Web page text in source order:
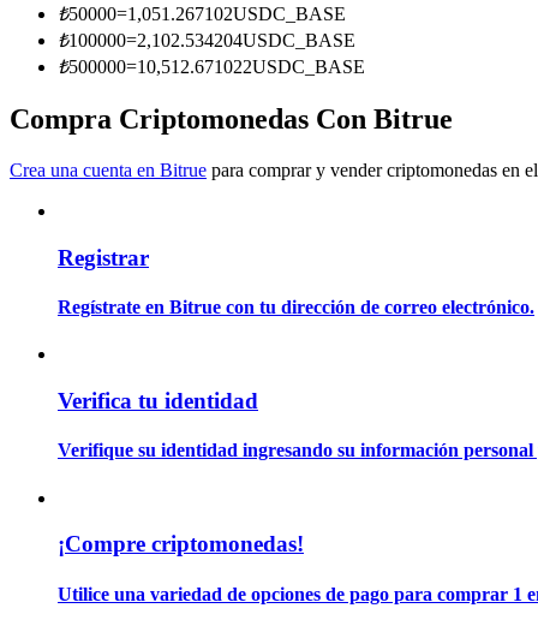
Conviértete en un Trader de Copia
Disfruta del reparto de beneficios y comisiones de copy trading
Información
Guía
₺50000=1,051.267102USDC_BASE
₺100000=2,102.534204USDC_BASE
₺500000=10,512.671022USDC_BASE
Compra Criptomonedas Con Bitrue
Crea una cuenta en Bitrue para comprar y vender criptomonedas en
Registrar
Regístrate en Bitrue con tu dirección de correo electrónico.
Verifica tu identidad
Verifique su identidad ingresando su información
¡Compre criptomonedas!
Utilice una variedad de opciones de pago para comprar 1